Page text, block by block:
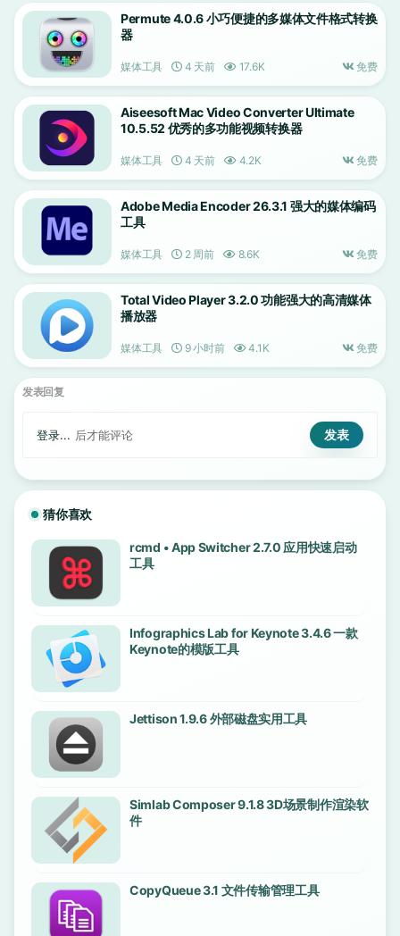
Permute 4.0.6 小巧便捷的多媒体文件格式转换
器
媒体工具 4 天前 17.6K 免费
Aiseesoft Mac Video Converter Ultimate
10.5.52 优秀的多功能视频转换器
媒体工具 4 天前 4.2K 免费
Adobe Media Encoder 26.3.1 强大的媒体编码
工具
媒体工具 2 周前 8.6K 免费
Total Video Player 3.2.0 功能强大的高清媒体
播放器
媒体工具 9 小时前 4.1K 免费
发表回复
登录... 后才能评论
猜你喜欢
rcmd • App Switcher 2.7.0 应用快速启动
工具
Infographics Lab for Keynote 3.4.6 一款
Keynote的模版工具
Jettison 1.9.6 外部磁盘实用工具
Simlab Composer 9.1.8 3D场景制作渲染软
件
CopyQueue 3.1 文件传输管理工具